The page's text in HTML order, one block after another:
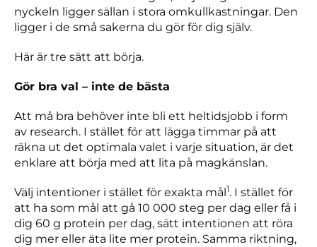
nyckeln ligger sällan i stora omkullkastningar. Den
ligger i de små sakerna du gör för dig själv.
Här är tre sätt att börja.
Gör bra val – inte de bästa
Att må bra behöver inte bli ett heltidsjobb i form
av research. I stället för att lägga timmar på att
räkna ut det optimala valet i varje situation, är det
enklare att börja med att lita på magkänslan.
Välj intentioner i stället för exakta mål 1. I stället för
att ha som mål att gå 10 000 steg per dag eller få i
dig 60 g protein per dag, sätt intentionen att röra
dig mer eller äta lite mer protein. Samma riktning,